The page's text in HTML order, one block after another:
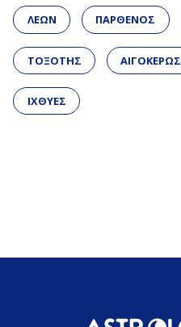
ΛΕΩΝ ΠΑΡΘΕΝΟΣ
ΤΟΞΟΤΗΣ ΑΙΓΟΚΕΡΩΣ
ΙΧΘΥΕΣ